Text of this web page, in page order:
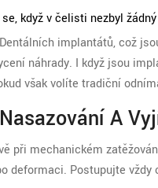
když v čelisti nezbyl
Dentálních implantátů, což
náhrady. I když jsou
však volíte tradiční
A
při mechanickém
deformaci. Postupujte vždy